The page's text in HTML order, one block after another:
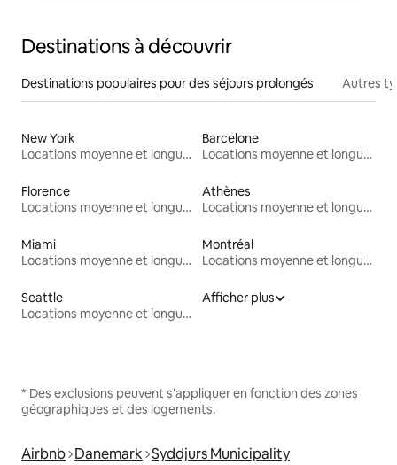
Destinations à découvrir
Destinations populaires pour des séjours prolongés Autres
New York
Locations moyenne et longue durée
Barcelone
Locations moyenne et longue durée
Florence
Locations moyenne et longue durée
Athènes
Locations moyenne et longue durée
Miami
Locations moyenne et longue durée
Montréal
Locations moyenne et longue durée
Seattle
Locations moyenne et longue durée
Afficher plus
* Des exclusions peuvent s'appliquer en fonction des zones
géographiques et des logements.
Airbnb Danemark Syddjurs Municipality